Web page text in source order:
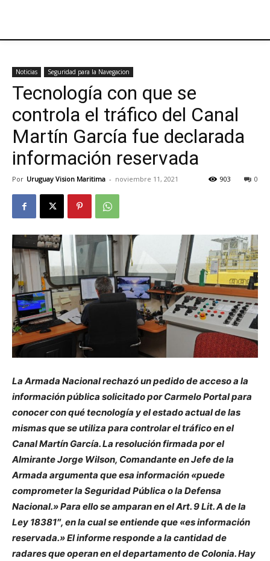
Noticias Seguridad para la Navegacion
Tecnología con que se
controla el tráfico del Canal
Martín García fue declarada
información reservada
Por Uruguay Vision Maritima - noviembre 11, 2021 0
903
La Armada Nacional rechazó un pedido de acceso a la
información pública solicitado por Carmelo Portal para
conocer con qué tecnología y el estado actual de las
mismas que se utiliza para controlar el tráfico en el
Canal Martín García. La resolución firmada por el
Almirante Jorge Wilson, Comandante en Jefe de la
Armada argumenta que esa información «puede
comprometer la Seguridad Pública o la Defensa
Nacional.» Para ello se amparan en el Art. 9 Lit. A de la
Ley 18381″, en la cual se entiende que «es información
reservada.» El informe responde a la cantidad de
radares que operan en el departamento de Colonia. Hay